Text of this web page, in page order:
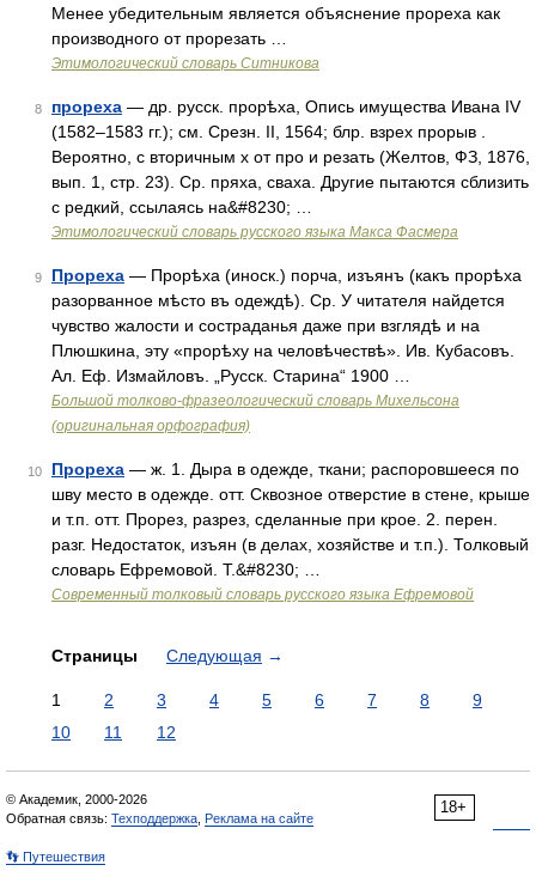
Менее убедительным является объяснение прореха как
производного от прорезать …
Этимологический словарь Ситникова
8 прореха — др. русск. прорѣха, Опись имущества Ивана IV
(1582–1583 гг.); см. Срезн. II, 1564; блр. взрех прорыв .
Вероятно, с вторичным х от про и резать (Желтов, ФЗ, 1876,
вып. 1, стр. 23). Ср. пряха, сваха. Другие пытаются сблизить
с редкий, ссылаясь на&#8230; …
Этимологический словарь русского языка Макса Фасмера
9 Прореха — Прорѣха (иноск.) порча, изъянъ (какъ прорѣха
разорванное мѣсто въ одеждѣ). Ср. У читателя найдется
чувство жалости и состраданья даже при взглядѣ и на
Плюшкина, эту «прорѣху на человѣчествѣ». Ив. Кубасовъ.
Ал. Еф. Измайловъ. „Русск. Старина“ 1900 …
Большой толково-фразеологический словарь Михельсона
(оригинальная орфография)
10 Прореха — ж. 1. Дыра в одежде, ткани; распоровшееся по
шву место в одежде. отт. Сквозное отверстие в стене, крыше
и т.п. отт. Прорез, разрез, сделанные при крое. 2. перен.
разг. Недостаток, изъян (в делах, хозяйстве и т.п.). Толковый
словарь Ефремовой. Т.&#8230; …
Современный толковый словарь русского языка Ефремовой
Страницы Следующая →
1 2 3 4 5 6 7 8
9
10
11 12
18+
© Академик, 2000-2026
Обратная связь: Техподдержка Реклама на сайте
👣 Путешествия